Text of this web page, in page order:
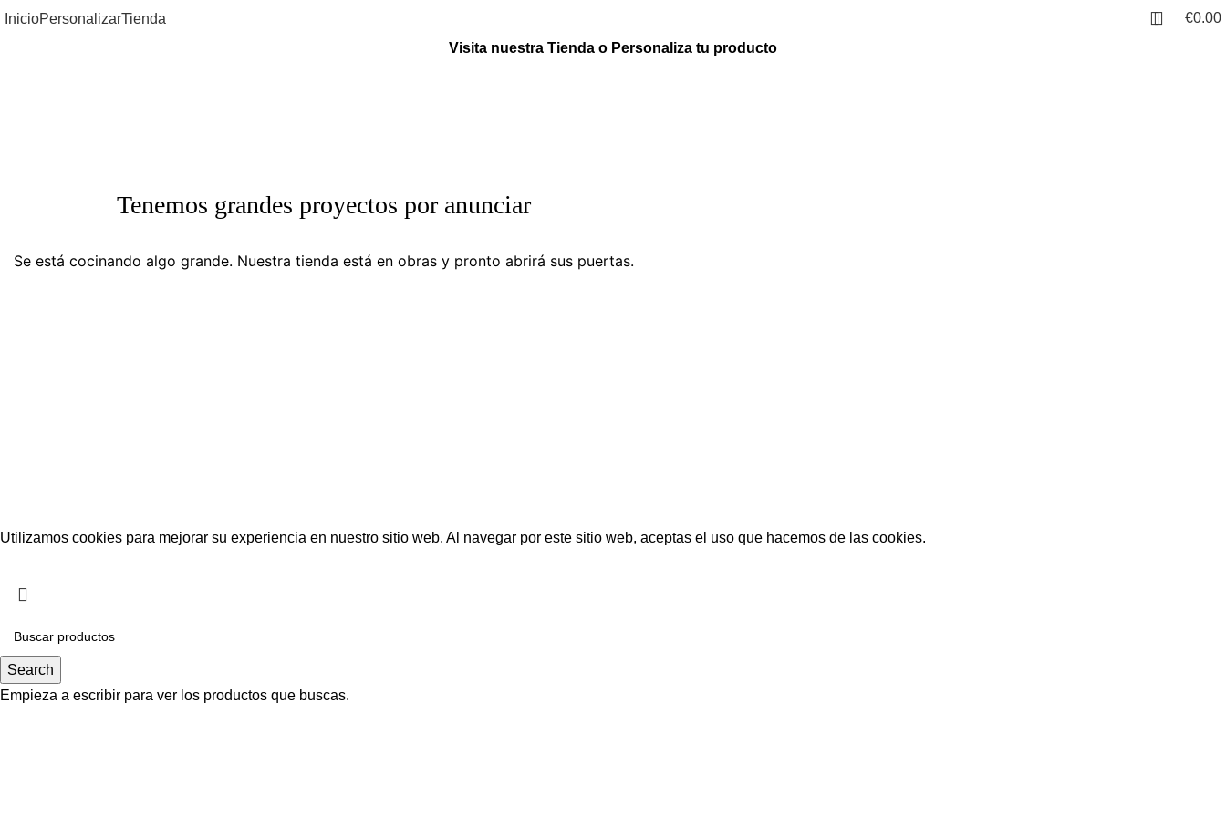
InicioPersonalizarTienda €0.00
Visita nuestra Tienda o Personaliza tu producto
Tenemos grandes proyectos por anunciar
Se está cocinando algo grande. Nuestra tienda está en obras y pronto abrirá sus puertas.
Utilizamos cookies para mejorar su experiencia en nuestro sitio web. Al navegar por este sitio web, aceptas el uso que hacemos de las cookies.
Search
Empieza a escribir para ver los productos que buscas.